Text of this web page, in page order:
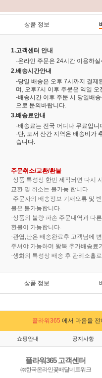
상품 정보
1.고객센터 안내
-온라인 주문은 24시간 이용하
2.배송시간안내
-당일 배송은 오후 7시까지 결제
며, 오후7시 이후 주문은 익일
-배송시간 이후 주문 시 당일배
으로 문의바랍니다.
3.배송료안내
-배송료는 전국 어디나 무료입니
-단, 도서 산간 지역은 배송비가
습니다.
주문취소/교환/환불
-상품 특성상 한번 제작되면 다시
교환 및 취소는 불가능 합니다.
-주문자의 배송정보 기재오류 및
불은 불가능합니다.
-상품의 불량 파손 주문내역과 다
환불이 가능합니다.
-관엽,난은 배송완료후 고객님에
주셔야 가능하며 왕복 추가배송료
-생화의 특성상 배송 후 관리소홀
상품 정보
플라워365 에서 마음을 전
쇼핑안내 공지사항
플라워365 고객센터
㈜한국온라인꽃배달네트워크